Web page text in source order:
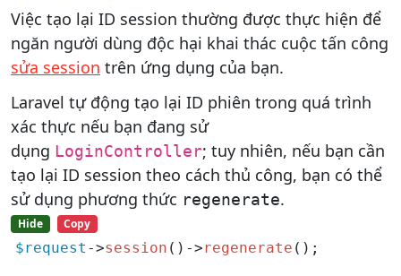
Việc tạo lại ID session thường được thực hiện để
ngăn người dùng độc hại khai thác cuộc tấn công
sửa session trên ứng dụng của bạn.
Laravel tự động tạo lại ID phiên trong quá trình
xác thực nếu bạn đang sử
dụng LoginController; tuy nhiên, nếu bạn cần
tạo lại ID session theo cách thủ công, bạn có thể
sử dụng phương thức regenerate.
Hide Copy
$request ->session ()->regenerate ();